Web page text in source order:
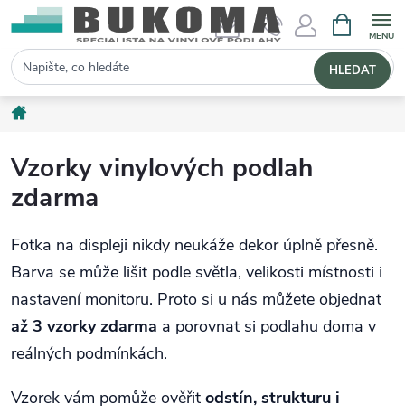
Hledat HLEDAT
Domů
Vzorky vinylových podlah
zdarma
Fotka na displeji nikdy neukáže dekor úplně přesně.
Barva se může lišit podle světla, velikosti místnosti i
nastavení monitoru. Proto si u nás můžete objednat
až 3 vzorky zdarma a porovnat si podlahu doma v
reálných podmínkách.
Vzorek vám pomůže ověřit odstín, strukturu i